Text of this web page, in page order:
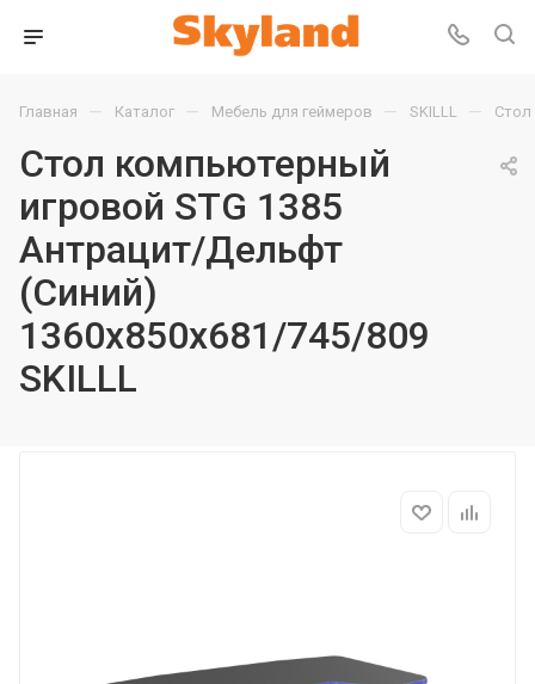
Главная — Каталог — Мебель для геймеров — SKILLL — Стол
Стол компьютерный
игровой STG 1385
Антрацит/Дельфт
(Синий)
1360х850х681/745/809
SKILLL